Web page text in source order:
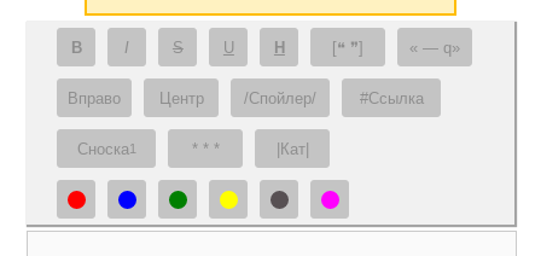
B I S U H [❝ ❞] — q
Вправо Центр /Спойлер/ #Ссылка
Сноска1 * * * |Кат|